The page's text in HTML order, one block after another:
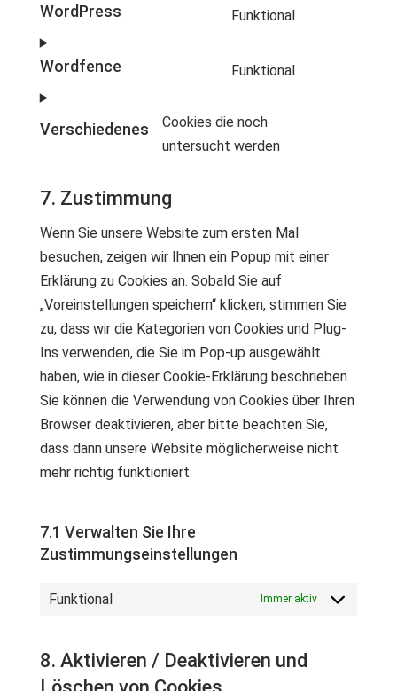
WordPress Funktional
Wordfence Funktional
Verschiedenes
Cookies die noch
untersucht werden
7. Zustimmung
Wenn Sie unsere Website zum ersten Mal
besuchen, zeigen wir Ihnen ein Popup mit einer
Erklärung zu Cookies an. Sobald Sie auf
„Voreinstellungen speichern“ klicken, stimmen Sie
zu, dass wir die Kategorien von Cookies und Plug-
Ins verwenden, die Sie im Pop-up ausgewählt
haben, wie in dieser Cookie-Erklärung beschrieben.
Sie können die Verwendung von Cookies über Ihren
Browser deaktivieren, aber bitte beachten Sie,
dass dann unsere Website möglicherweise nicht
mehr richtig funktioniert.
7.1 Verwalten Sie Ihre
Zustimmungseinstellungen
Funktional Immer aktiv
8. Aktivieren / Deaktivieren und